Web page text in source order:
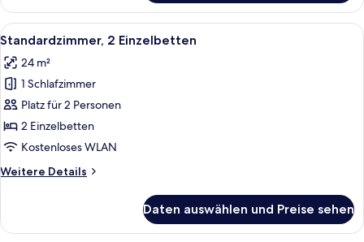
Zimmer,
Meerseite
Alle
Fotos
für
Standardzimmer,
2 Einzelbetten
anzeigen
Standardzimmer, 2 Einzelbetten |
4
Standardzimmer, 2 Einzelbetten
24 m²
1 Schlafzimmer
Platz für 2 Personen
2 Einzelbetten
Kostenloses WLAN
Weitere Details
Weitere
2 Einzelbetten
Daten auswählen und Preise sehen